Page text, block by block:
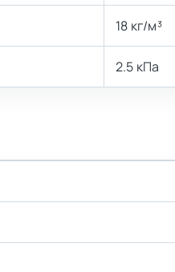
18 кг/м³
2.5 кПа